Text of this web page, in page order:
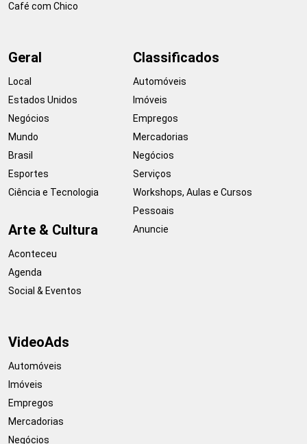
Café com Chico
Geral
Local
Estados Unidos
Negócios
Mundo
Brasil
Esportes
Ciência e Tecnologia
Arte & Cultura
Aconteceu
Agenda
Social & Eventos
Classificados
Automóveis
Imóveis
Empregos
Mercadorias
Negócios
Serviços
Workshops, Aulas e Cursos
Pessoais
Anuncie
VideoAds
Automóveis
Imóveis
Empregos
Mercadorias
Negócios